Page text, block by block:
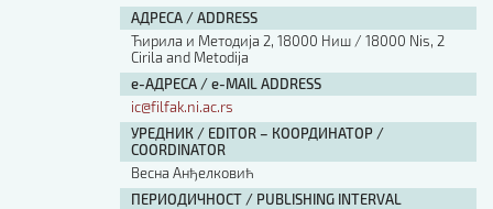
Етички кодекс
ПРЕТРАГА ИЗДАЊА
Наслов или део наслова
АДРЕСА / ADDRESS
Ћирила и Методија 2, 18000 Ниш / 18000 Nis, 2
Cirila and Metodija
е-АДРЕСА / e-MAIL ADDRESS
ic@filfak.ni.ac.rs
УРЕДНИК / EDITOR – КООРДИНАТОР /
COORDINATOR
Весна Анђелковић
ПЕРИОДИЧНОСТ / PUBLISHING INTERVAL